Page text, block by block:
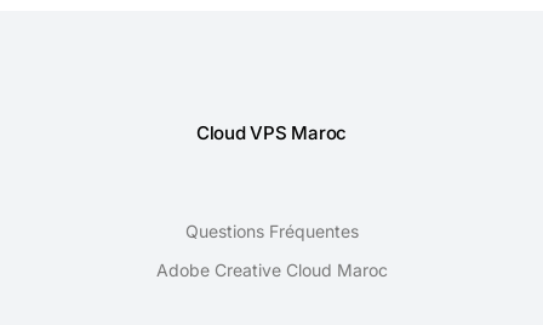
Cloud VPS Maroc
Questions Fréquentes
Adobe Creative Cloud Maroc